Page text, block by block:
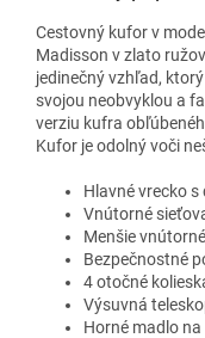
Cestovný kufor v
Madisson v zlato
jedinečný vzhľad,
svojou neobvyklou a
verziu kufra
Kufor je odolný voči
Hlavné vrecko
Vnútorné
Menšie
Bezpečnostné
4 otočné
Výsuvná
Horné madlo